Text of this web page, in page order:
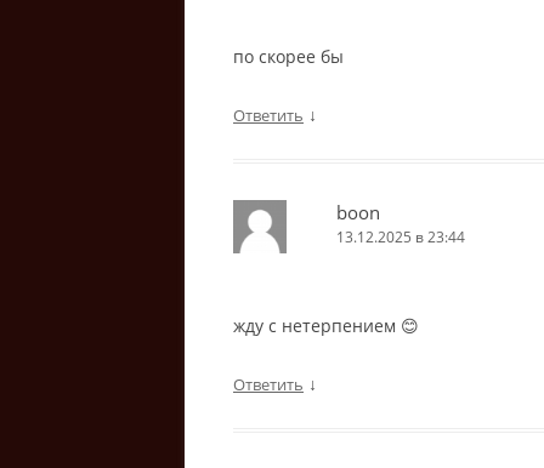
по скорее бы
Ответить ↓
boon
13.12.2025 в 23:44
жду с нетерпением 😊
Ответить ↓